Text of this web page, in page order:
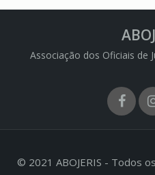
Associação dos Oficiais de
© 2021 ABOJERIS - Todos